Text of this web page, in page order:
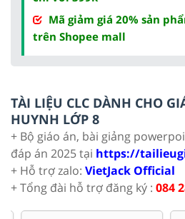
Mã giảm giá 20% sản
trên Shopee mall
TÀI LIỆU CLC DÀNH CHO
HUYNH LỚP 8
+ Bộ giáo án, bài giảng
đáp án 2025 tại https://
+ Hỗ trợ zalo: VietJack Official
+ Tổng đài hỗ trợ đăng ký : 084